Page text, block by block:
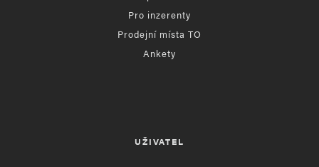
Pro inzerenty
Prodejní místa TO
Ankety
UŽIVATEL